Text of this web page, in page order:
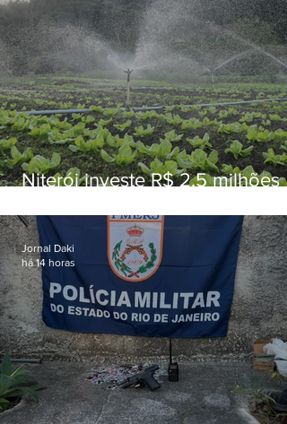
Niterói investe R$ 2,5 milhões
familiar para merenda escolar
Jornal Daki
há 14 horas